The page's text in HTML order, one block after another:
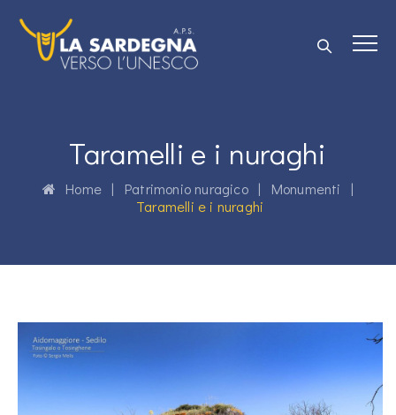
Taramelli e i nuraghi
Home | Patrimonio nuragico| Monumenti |
Taramelli e i nuraghi